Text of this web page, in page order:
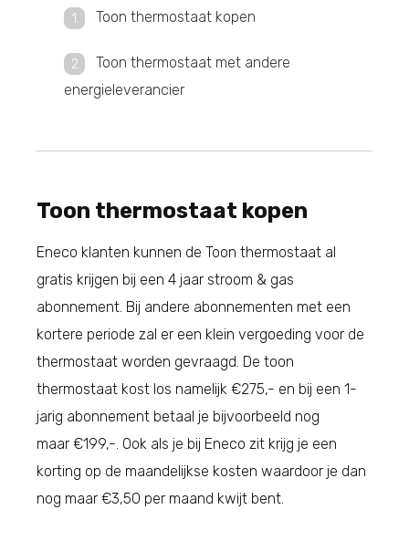
Toon thermostaat kopen
Toon thermostaat met andere
energieleverancier
Toon thermostaat kopen
Eneco klanten kunnen de Toon thermostaat al
gratis krijgen bij een 4 jaar stroom & gas
abonnement. Bij andere abonnementen met een
kortere periode zal er een klein vergoeding voor de
thermostaat worden gevraagd. De toon
thermostaat kost los namelijk €275,- en bij een 1-
jarig abonnement betaal je bijvoorbeeld nog
maar €199,-. Ook als je bij Eneco zit krijg je een
korting op de maandelijkse kosten waardoor je dan
nog maar €3,50 per maand kwijt bent.